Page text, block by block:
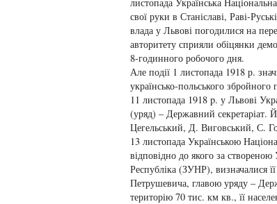
свої руки в Станіславі, Раві-
влада у Львові погодилися на
авторитету сприяли обіцянки
8-годинного робочого дня.
Але події 1 листопада 1918 р.
українсько-польського
11 листопада 1918 p. у Львові
(уряд) – Державний
Цегельський, Д. Виговський, С.
13 листопада Українською
відповідно до якого за
Республіка (ЗУНР), визначалися
Петрушевича, главою уряду –
територію 70 тис. км кв., її